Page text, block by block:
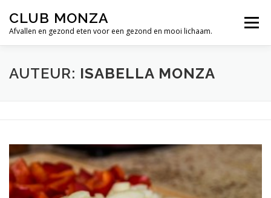
naarCLUB MONZA
Afvallen en gezond eten voor een gezond en mooi lichaam.
Menu
CLUB MONZA BLOG ISABELLA CONTACT
AUTEUR: ISABELLA MONZA